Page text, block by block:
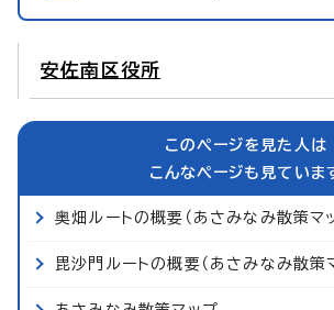
安佐南区役所
このページを見た人は
こんなページも見ていま
奥畑ルートの概要（あさみなみ散策マ
毘沙門ルートの概要（あさみなみ散策